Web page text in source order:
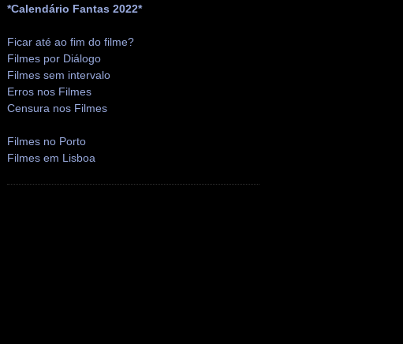
*Calendário Fantas 2022*
Ficar até ao fim do filme?
Filmes por Diálogo
Filmes sem intervalo
Erros nos Filmes
Censura nos Filmes
Filmes no Porto
Filmes em Lisboa